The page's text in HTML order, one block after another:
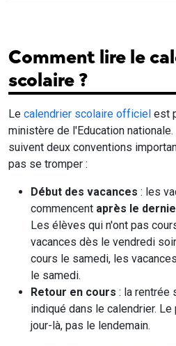
Comment lire le
scolaire ?
Le calendrier scolaire officiel est
ministère de l'Education
suivent deux conventions
pas se tromper :
Début des vacances : les
commencent après le
Les élèves qui n'ont pas
vacances dès le vendredi
cours le samedi, les
le samedi.
Retour en cours : la rentrée
indiqué dans le calendrier.
jour-là, pas le lendemain.